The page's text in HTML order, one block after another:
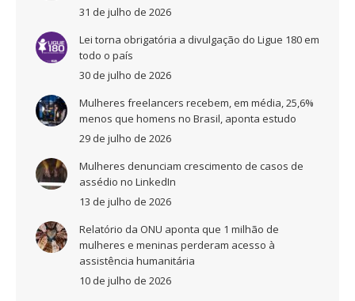
31 de julho de 2026
Lei torna obrigatória a divulgação do Ligue 180 em
todo o país
30 de julho de 2026
Mulheres freelancers recebem, em média, 25,6%
menos que homens no Brasil, aponta estudo
29 de julho de 2026
Mulheres denunciam crescimento de casos de
assédio no LinkedIn
13 de julho de 2026
Relatório da ONU aponta que 1 milhão de
mulheres e meninas perderam acesso à
assistência humanitária
10 de julho de 2026